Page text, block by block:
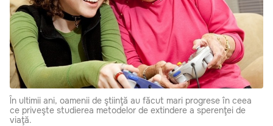
În ultimii ani, oamenii de ştiinţă au făcut mari progrese în ceea
ce priveşte studierea metodelor de extindere a sperenţei de
viaţă.